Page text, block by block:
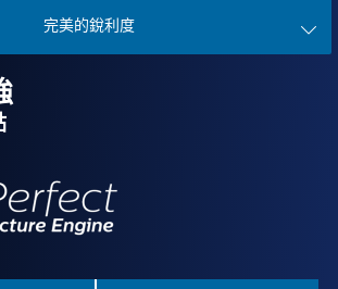
完美的銳利度